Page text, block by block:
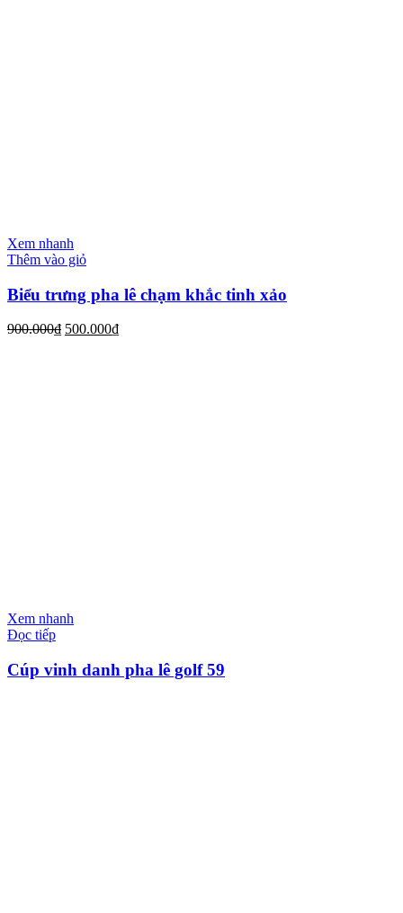
Xem nhanh
Thêm vào giỏ
Biểu trưng pha lê chạm khắc tinh xảo
900.000₫ 500.000₫
Xem nhanh
Đọc tiếp
Cúp vinh danh pha lê golf 59